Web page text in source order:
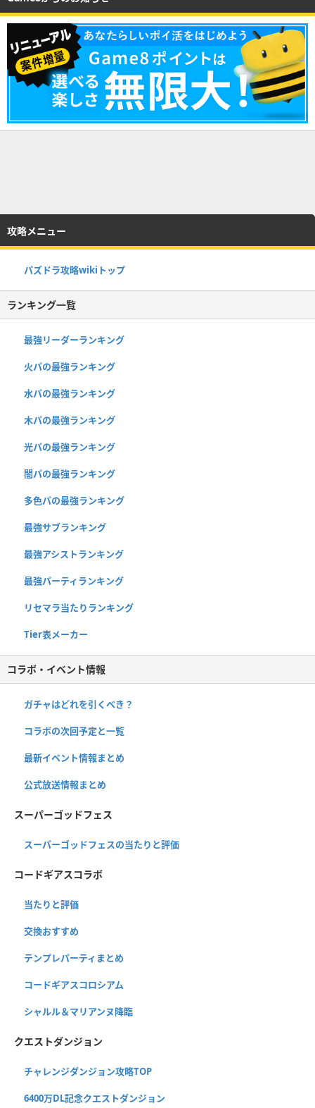
攻略メニュー
パズドラ攻略wikiトップ
ランキング一覧
最強リーダーランキング
火パの最強ランキング
水パの最強ランキング
木パの最強ランキング
光パの最強ランキング
闇パの最強ランキング
多色パの最強ランキング
最強サブランキング
最強アシストランキング
最強パーティランキング
リセマラ当たりランキング
Tier表メーカー
コラボ・イベント情報
ガチャはどれを引くべき？
コラボの次回予定と一覧
最新イベント情報まとめ
公式放送情報まとめ
スーパーゴッドフェス
スーパーゴッドフェスの当たりと評価
コードギアスコラボ
当たりと評価
交換おすすめ
テンプレパーティまとめ
コードギアスコロシアム
シャルル＆マリアンヌ降臨
クエストダンジョン
チャレンジダンジョン攻略TOP
6400万DL記念クエストダンジョン